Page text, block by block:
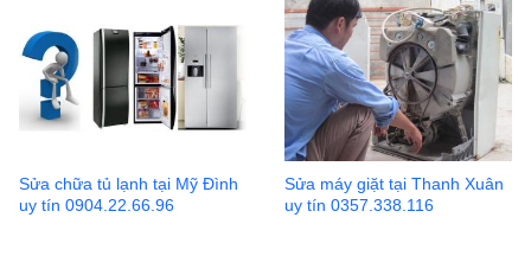
Sửa chữa tủ lạnh tại Mỹ Đình
uy tín 0904.22.66.96
Sửa máy giặt tại Thanh Xuân
uy tín 0357.338.116